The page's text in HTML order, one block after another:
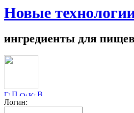
Новые
ингредиенты для
Логин: